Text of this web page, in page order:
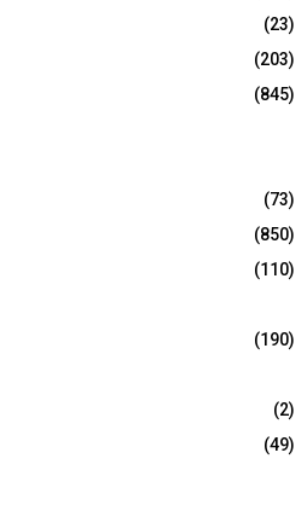
(23)
(203)
(845)
(73)
(850)
(110)
(190)
(2)
(49)